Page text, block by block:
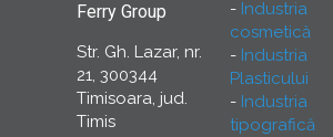
Ferry Group
Str. Gh. Lazar, nr.
21, 300344
Timisoara, jud.
Timis
Industria
cosmetică
Industria
Plasticului
Industria
tipografică